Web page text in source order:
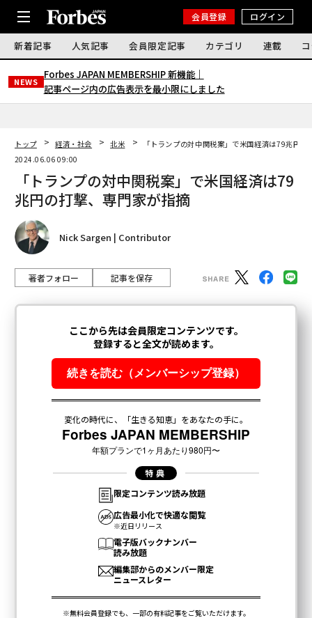
会員登録 ログイン
新着記事 人気記事 会員限定記事 カテゴリ 連載
NEWS
Forbes JAPAN MEMBERSHIP 新機能｜
記事ページ内の広告表示を最小限にしました
トップ 経済・社会 北米
「トランプの対中関税案」で米国経済は79兆円の
2024.06.06 09:00
「トランプの対中関税案」で米国経済は79
兆円の打撃、専門家が指摘
Nick Sargen | Contributor
著者フォロー 記事を保存